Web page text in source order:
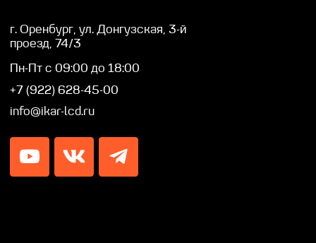
Разработка сайта — Lotta design
IKAR © Профессиональные LED/LCD/OLED
экраны и дисплеи. Собственное производство.